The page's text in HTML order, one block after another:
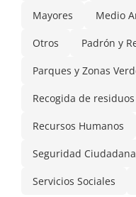
Mayores Medio
Otros Padrón y
Parques y Zonas
Recogida de
Recursos Humanos
Seguridad Ciudadana
Servicios Sociales